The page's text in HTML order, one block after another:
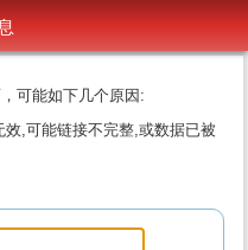
可能如下几个原因:
,可能链接不完整,或数据已被